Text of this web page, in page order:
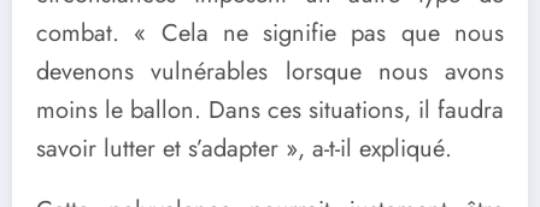
combat. « Cela ne signifie pas que nous
devenons vulnérables lorsque nous avons
moins le ballon. Dans ces situations, il faudra
savoir lutter et s’adapter », a-t-il expliqué.